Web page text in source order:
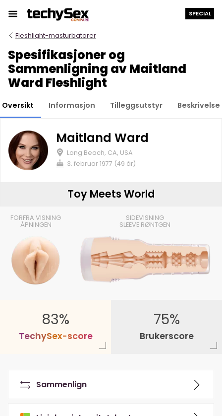
innholdet
SPECIAL
Fleshlight-masturbatorer
Spesifikasjoner og
Sammenligning av Maitland
Ward Fleshlight
Oversikt Informasjon Tilleggsutstyr Beskrivelse
FORFRA VISNING
ÅPNINGEN
SIDEVISNING
SLEEVE RØNTGEN
83%
TechySex-score
75%
Brukerscore
Sammenlign
Maitland Ward
Long Beach, CA, USA
3. februar 1977 (49 år)
Toy Meets World